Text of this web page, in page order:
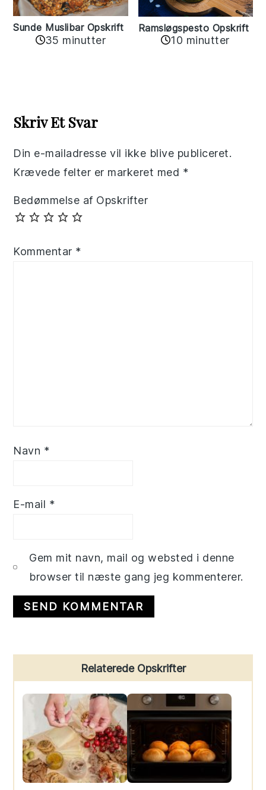
Sunde Muslibar Opskrift
35 minutter
Ramsløgspesto Opskrift
10 minutter
Interactions
Skriv Et Svar
Din e-mailadresse vil ikke blive publiceret.
Krævede felter er markeret med *
Bedømmelse af Opskrifter
Kommentar *
Navn *
E-mail *
Gem mit navn, mail og websted i denne
browser til næste gang jeg kommenterer.
Sidebar
Relaterede Opskrifter